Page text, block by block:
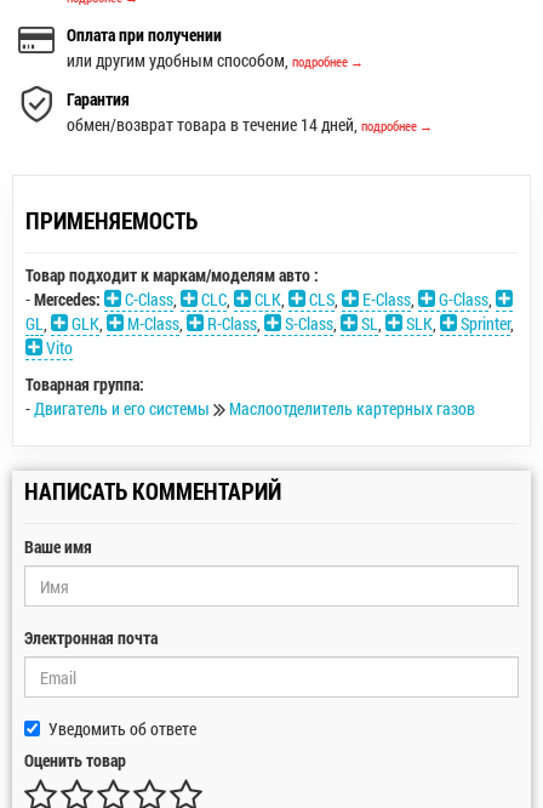
Оплата при получении
или другим удобным способом, подробнее →
Гарантия
обмен/возврат товара в течение 14 дней, подробнее →
ПРИМЕНЯЕМОСТЬ
Товар подходит к маркам/моделям авто :
-Mercedes: C-Class, CLC, CLK, CLS, E-Class, G-Class,
GL, GLK, M-Class, R-Class, S-Class, SL, SLK, Sprinter,
Vito
Товарная группа:
-Двигатель и его системы Маслоотделитель картерных газов
НАПИСАТЬ КОММЕНТАРИЙ
Ваше имя
Электронная почта
Уведомить об ответе
Оценить товар